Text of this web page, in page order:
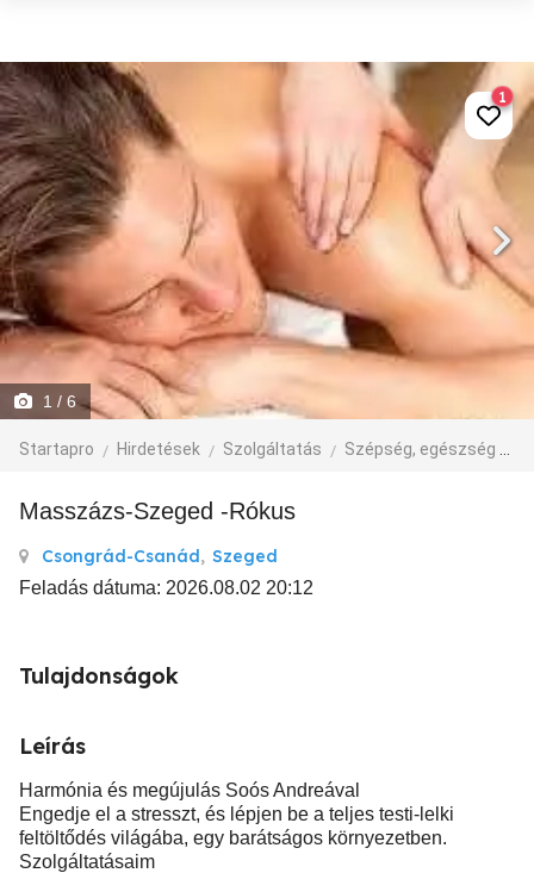
1 / 6
Startapro Hirdetések Szolgáltatás Szépség, egészség
1
Masszázs-Szeged -Rókus
Csongrád-Csanád, Szeged
Feladás dátuma: 2026.08.02 20:12
Tulajdonságok
Leírás
Harmónia és megújulás Soós Andreával
Engedje el a stresszt, és lépjen be a teljes testi-lelki
feltöltődés világába, egy barátságos környezetben.
Szolgáltatásaim